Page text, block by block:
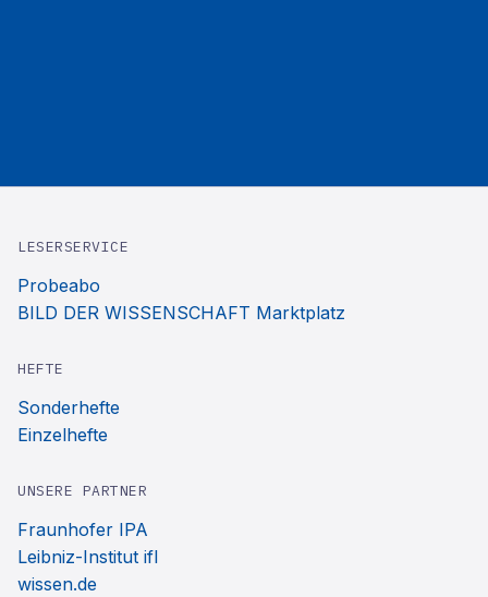
LESERSERVICE
Probeabo
BILD DER WISSENSCHAFT Marktplatz
HEFTE
Sonderhefte
Einzelhefte
UNSERE PARTNER
Fraunhofer IPA
Leibniz-Institut ifl
wissen.de